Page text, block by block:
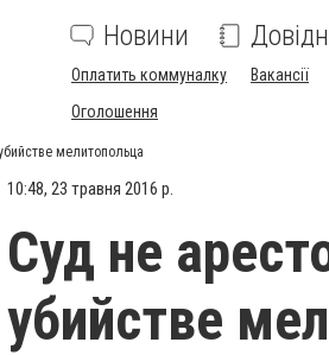
Новини
Оплатить коммуналку Вакансії
Оголошення
мелитопольца
10:48, 23 травня 2016 р.
Суд не
убийстве